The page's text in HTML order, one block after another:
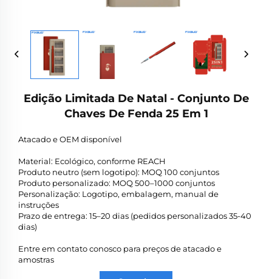
Edição Limitada De Natal - Conjunto De
Chaves De Fenda 25 Em 1
Atacado e OEM disponível
Material: Ecológico, conforme REACH
Produto neutro (sem logotipo): MOQ 100 conjuntos
Produto personalizado: MOQ 500–1000 conjuntos
Personalização: Logotipo, embalagem, manual de
instruções
Prazo de entrega: 15–20 dias (pedidos personalizados 35-40
dias)
Entre em contato conosco para preços de atacado e
amostras